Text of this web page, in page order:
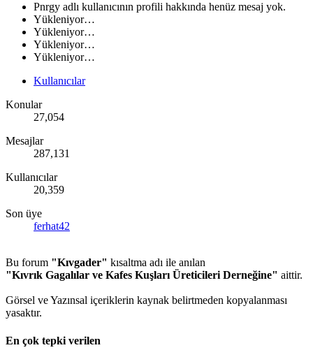
Pnrgy adlı kullanıcının profili hakkında henüz mesaj yok.
Yükleniyor…
Yükleniyor…
Yükleniyor…
Yükleniyor…
Kullanıcılar
Konular
27,054
Mesajlar
287,131
Kullanıcılar
20,359
Son üye
ferhat42
Bu forum "Kıvgader" kısaltma adı ile anılan
"Kıvrık Gagalılar ve Kafes Kuşları Üreticileri Derneğine" aittir.
Görsel ve Yazınsal içeriklerin kaynak belirtmeden kopyalanması
yasaktır.
En çok tepki verilen